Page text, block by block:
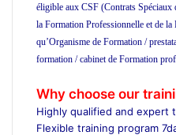
éligible aux CSF (Contrats
la Formation Professionnelle et de
qu’Organisme de Formation /
formation / cabinet de Formation
Why choose our
Highly qualified and expert
Flexible training program